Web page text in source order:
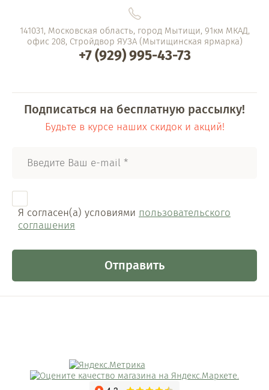
141031, Московская область, город Мытищи, 91км МКАД,
офис 208, Стройдвор ЯУЗА (Мытищинская ярмарка)
+7 (929) 995-43-73
Подписаться на бесплатную рассылку!
Будьте в курсе наших скидок и акций!
Я согласен(а) условиями пользовательского
соглашения
Отправить